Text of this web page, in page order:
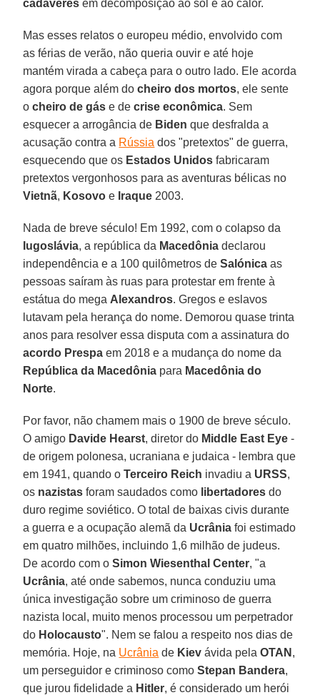
cadáveres em decomposição ao sol e ao calor.
Mas esses relatos o europeu médio, envolvido com
as férias de verão, não queria ouvir e até hoje
mantém virada a cabeça para o outro lado. Ele acorda
agora porque além docheiro dos mortos, ele sente
ocheiro de gás e decrise econômica. Sem
esquecer a arrogância de Biden que desfralda a
acusação contra a Rússia dos "pretextos" de guerra,
esquecendo que os Estados Unidos fabricaram
pretextos vergonhosos para as aventuras bélicas no
Vietnã, Kosovo e Iraque 2003.
Nada de breve século! Em 1992, com o colapso da
Iugoslávia, a república da Macedônia declarou
independência e a 100 quilômetros deSalónica as
pessoas saíram às ruas para protestar em frente à
estátua do mega Alexandros. Gregos e eslavos
lutavam pela herança do nome. Demorou quase trinta
anos para resolver essa disputa com a assinatura do
acordo Prespa em 2018 e a mudança do nome da
República da Macedônia para Macedônia do
Norte.
Por favor, não chamem mais o 1900 de breve século.
O amigo Davide Hearst, diretor do Middle East Eye -
de origem polonesa, ucraniana e judaica - lembra que
em 1941, quando oTerceiro Reich invadiu a URSS,
os nazistas foram saudados como libertadores do
duro regime soviético. O total de baixas civis durante
a guerra e a ocupação alemã da Ucrânia foi estimado
em quatro milhões, incluindo 1,6 milhão de judeus.
De acordo com oSimon Wiesenthal Center, "a
Ucrânia, até onde sabemos, nunca conduziu uma
única investigação sobre um criminoso de guerra
nazista local, muito menos processou um perpetrador
do Holocausto". Nem se falou a respeito nos dias de
memória. Hoje, na Ucrânia de Kiev ávida pelaOTAN ,
um perseguidor e criminoso comoStepan Bandera,
que jurou fidelidade a Hitler, é considerado um herói